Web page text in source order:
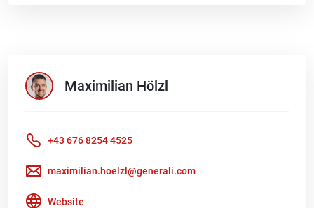
Maximilian Hölzl
+43 676 8254 4525
maximilian.hoelzl@generali.com
Website